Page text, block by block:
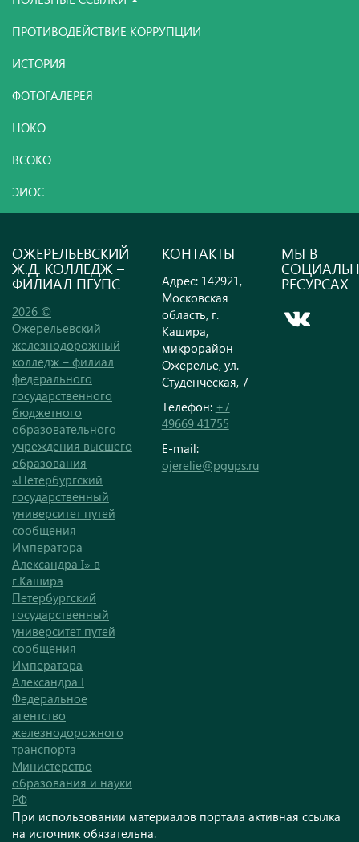
ПРОТИВОДЕЙСТВИЕ КОРРУПЦИИ
ИСТОРИЯ
ФОТОГАЛЕРЕЯ
НОКО
ВСОКО
ЭИОС
ОЖЕРЕЛЬЕВСКИЙ
Ж.Д. КОЛЛЕДЖ –
ФИЛИАЛ ПГУПС
2026 ©
Ожерельевский
железнодорожный
колледж – филиал
федерального
государственного
бюджетного
образовательного
учреждения высшего
образования
«Петербургский
государственный
университет путей
сообщения
Императора
Александра I» в
г.Кашира
Петербургский
государственный
университет путей
сообщения
Императора
Александра I
Федеральное
агентство
железнодорожного
транспорта
Министерство
образования и науки
РФ
КОНТАКТЫ
Адрес: 142921,
Московская
область, г.
Кашира,
микрорайон
Ожерелье, ул.
Студенческая, 7
Телефон: +7
49669 41755
E-mail:
ojerelie@pgups.ru
МЫ В
РЕСУРСАХ
При использовании материалов портала активная ссылка
на источник обязательна.